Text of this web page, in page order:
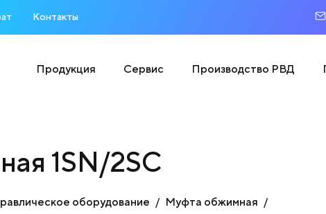
Контакты
Продукция Сервис Производство РВД
1SN/2SC
оборудование
Муфта обжимная